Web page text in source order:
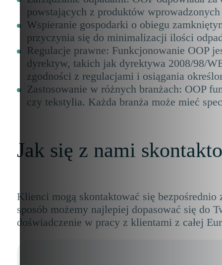
powstających z produktów
Wspieranie gospodarki o obiegu
przyczynia się do minimalizacji ilości
Regulacje prawne: Funkcjonowanie OOP
dyrektyw, takich jak dyrektywa 2008/98/
zgodności z regulacjami i osiągania
Zastosowanie w różnych branżach: OOP
czy tekstylia. Każda branża może mieć
Jak się z nami
Klienci mogą skontaktować się
sposób możemy najlepiej dopasować się do
doświadczenie w pracy z klientami z całej